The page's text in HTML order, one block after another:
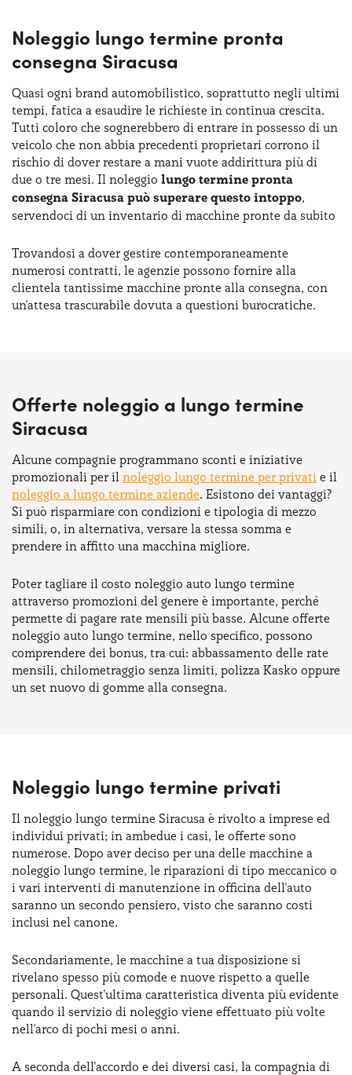
Noleggio lungo termine pronta
consegna Siracusa
Quasi ogni brand automobilistico, soprattutto negli ultimi
tempi, fatica a esaudire le richieste in continua crescita.
Tutti coloro che sognerebbero di entrare in possesso di un
veicolo che non abbia precedenti proprietari corrono il
rischio di dover restare a mani vuote addirittura più di
due o tre mesi. Il noleggio lungo termine pronta
consegna Siracusa può superare questo intoppo,
servendoci di un inventario di macchine pronte da subito
Trovandosi a dover gestire contemporaneamente
numerosi contratti, le agenzie possono fornire alla
clientela tantissime macchine pronte alla consegna, con
un'attesa trascurabile dovuta a questioni burocratiche.
Offerte noleggio a lungo termine
Siracusa
Alcune compagnie programmano sconti e iniziative
promozionali per il noleggio lungo termine per privati e il
noleggio a lungo termine aziende. Esistono dei vantaggi?
Si può risparmiare con condizioni e tipologia di mezzo
simili, o, in alternativa, versare la stessa somma e
prendere in affitto una macchina migliore.
Poter tagliare il costo noleggio auto lungo termine
attraverso promozioni del genere è importante, perché
permette di pagare rate mensili più basse. Alcune offerte
noleggio auto lungo termine, nello specifico, possono
comprendere dei bonus, tra cui: abbassamento delle rate
mensili, chilometraggio senza limiti, polizza Kasko oppure
un set nuovo di gomme alla consegna.
Noleggio lungo termine privati
Il noleggio lungo termine Siracusa è rivolto a imprese ed
individui privati; in ambedue i casi, le offerte sono
numerose. Dopo aver deciso per una delle macchine a
noleggio lungo termine, le riparazioni di tipo meccanico o
i vari interventi di manutenzione in officina dell'auto
saranno un secondo pensiero, visto che saranno costi
inclusi nel canone.
Secondariamente, le macchine a tua disposizione si
rivelano spesso più comode e nuove rispetto a quelle
personali. Quest'ultima caratteristica diventa più evidente
quando il servizio di noleggio viene effettuato più volte
nell'arco di pochi mesi o anni.
A seconda dell'accordo e dei diversi casi, la compagnia di